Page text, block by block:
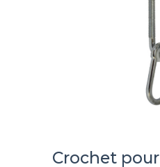
Crochet